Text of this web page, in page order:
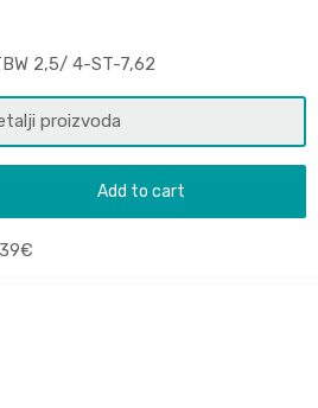
2,5/ 4-ST-7,62
proizvoda
Add to cart
€